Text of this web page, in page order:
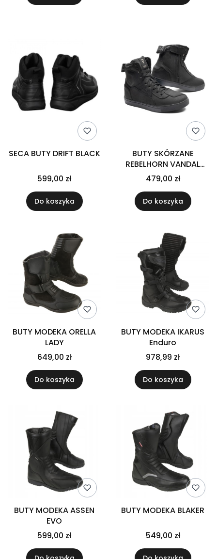
SECA BUTY DRIFT BLACK
599,00 zł
Do koszyka
BUTY SKÓRZANE
REBELHORN VANDAL
BLACK/BLACK SOLE 39
479,00 zł
Do koszyka
BUTY MODEKA ORELLA
LADY
649,00 zł
Do koszyka
BUTY MODEKA IKARUS
Enduro
978,99 zł
Do koszyka
BUTY MODEKA ASSEN
EVO
599,00 zł
BUTY MODEKA BLAKER
549,00 zł